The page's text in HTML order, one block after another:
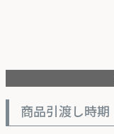
商品引渡し時期